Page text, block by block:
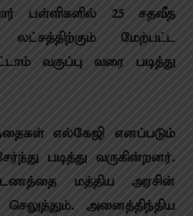
பள்ளிகளில் 25 சதவீத
மேற்பட்ட
வகுப்பு வரை படித்து
எல்கேஜி எனப்படும்
படித்து வருகின்றனர்.
மத்திய அரசின்
செலுத்தும். அனைத்திந்திய